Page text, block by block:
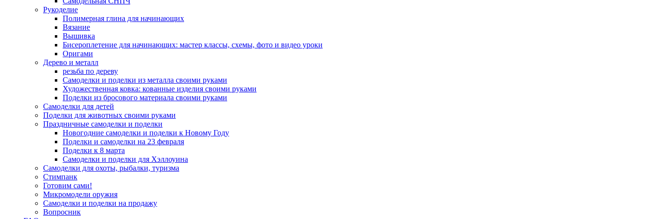
Рукоделие
Полимерная глина для начинающих
Вязание
Вышивка
Бисероплетение для начинающих: мастер классы, схемы, фото и видео уроки
Оригами
Дерево и металл
резьба по дереву
Самоделки и поделки из металла своими руками
Художественная ковка: кованные изделия своими руками
Поделки из бросового материала своими руками
Самоделки для детей
Поделки для животных своими руками
Праздничные самоделки и поделки
Новогодние самоделки и поделки к Новому Году
Поделки и самоделки на 23 февраля
Поделки к 8 марта
Самоделки и поделки для Хэллоуина
Самоделки для охоты, рыбалки, туризма
Стимпанк
Готовим сами!
Микромодели оружия
Самоделки и поделки на продажу
Вопросник